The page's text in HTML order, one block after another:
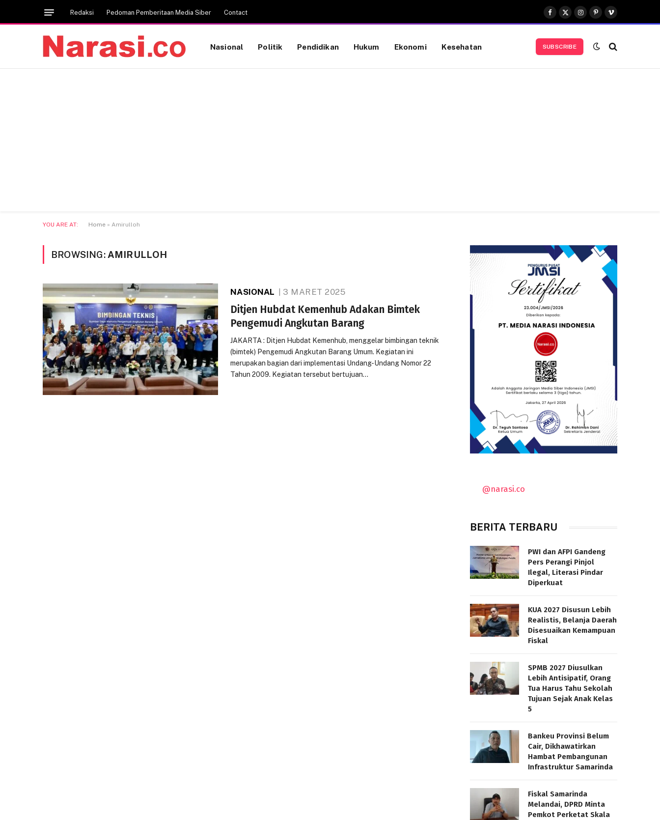
Redaksi Pedoman Pemberitaan Media Siber Contact
Facebook
X
(Twitter)
Instagram
Pinterest
Vimeo
Nasional Politik Pendidikan Hukum Ekonomi Kesehatan SUBSCRIBE
YOU ARE AT: Home » Amirulloh
BROWSING: AMIRULLOH
NASIONAL 3 MARET 2025
Ditjen Hubdat Kemenhub Adakan Bimtek
Pengemudi Angkutan Barang
JAKARTA : Ditjen Hubdat Kemenhub, menggelar bimbingan teknik
(bimtek) Pengemudi Angkutan Barang Umum. Kegiatan ini
merupakan bagian dari implementasi Undang-Undang Nomor 22
Tahun 2009. Kegiatan tersebut bertujuan…
@narasi.co
BERITA TERBARU
PWI dan AFPI Gandeng
Pers Perangi Pinjol
Ilegal, Literasi Pindar
Diperkuat
KUA 2027 Disusun Lebih
Realistis, Belanja Daerah
Disesuaikan Kemampuan
Fiskal
SPMB 2027 Diusulkan
Lebih Antisipatif, Orang
Tua Harus Tahu Sekolah
Tujuan Sejak Anak Kelas
5
Bankeu Provinsi Belum
Cair, Dikhawatirkan
Hambat Pembangunan
Infrastruktur Samarinda
Fiskal Samarinda
Melandai, DPRD Minta
Pemkot Perketat Skala